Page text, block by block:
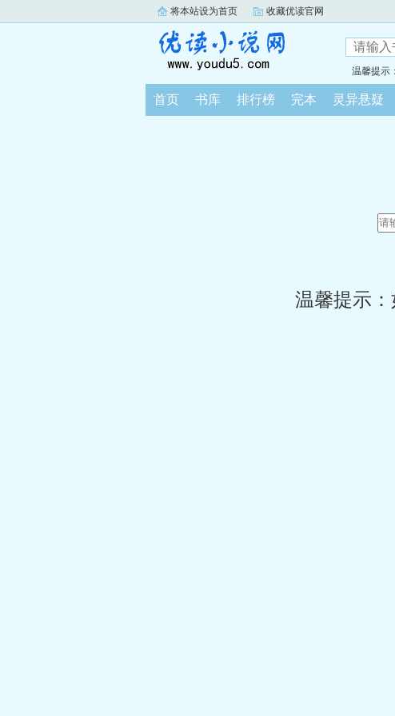
将本站设为首页 收藏优读官网
温馨提示
首页 书库 排行榜 完本 灵异悬疑
温馨提示：